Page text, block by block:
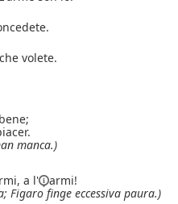
volete.
manca.)
a l'
armi!
Figaro finge eccessiva paura.)